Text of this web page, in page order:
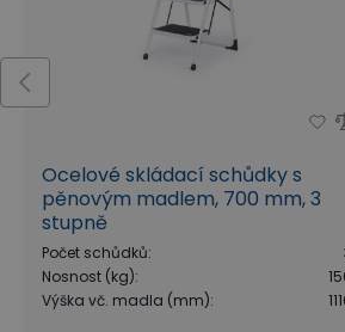
Ocelové skládací schůdky s
pěnovým madlem, 700 mm, 3
stupně
Počet schůdků:
Nosnost (kg):
Výška vč. madla (mm):